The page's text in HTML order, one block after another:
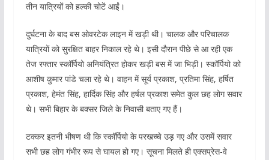
तीन यात्रियों को हल्की चोटें आईं।
दुर्घटना के बाद बस ओवरटेक लाइन में खड़ी थी। चालक और परिचालक
यात्रियों को सुरक्षित बाहर निकाल रहे थे। इसी दौरान पीछे से आ रही एक
तेज रफ्तार स्कॉर्पियो अनियंत्रित होकर खड़ी बस में जा भिड़ी। स्कॉर्पियो को
आशीष कुमार पांडे चला रहे थे। वाहन में सूर्य प्रकाश, प्रतिमा सिंह, हर्षित
प्रकाश, हेमंत सिंह, हार्दिक सिंह और हर्षल प्रकाश समेत कुल छह लोग सवार
थे। सभी बिहार के बक्सर जिले के निवासी बताए गए हैं।
टक्कर इतनी भीषण थी कि स्कॉर्पियो के परखच्चे उड़ गए और उसमें सवार
सभी छह लोग गंभीर रूप से घायल हो गए। सूचना मिलते ही एक्सप्रेस-वे